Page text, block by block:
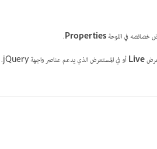
Properties
.
Liveأو في المستعرض الذي يدعم عناصر واجهة jQuery.